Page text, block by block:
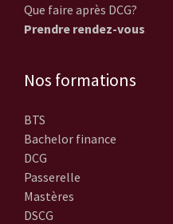
Que faire après DCG?
Prendre rendez-vous
Nos formations
BTS
Bachelor finance
DCG
Passerelle
Mastères
DSCG